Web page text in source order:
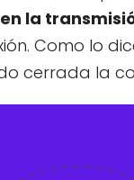
la
Como lo
cerrada la